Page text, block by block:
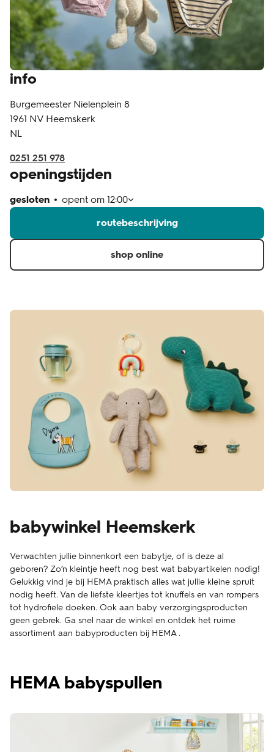
klantenservice
info
Burgemeester Nielenplein 8
1961 NV Heemskerk
NL
0251 251 978
openingstijden
gesloten opent om 12:00
routebeschrijving
shop online
babywinkel Heemskerk
Verwachten jullie binnenkort een babytje, of is deze al
geboren? Zo’n kleintje heeft nog best wat babyartikelen nodig!
Gelukkig vind je bij HEMA praktisch alles wat jullie kleine spruit
nodig heeft. Van de liefste kleertjes tot knuffels en van rompers
tot hydrofiele doeken. Ook aan baby verzorgingsproducten
geen gebrek. Ga snel naar de winkel en ontdek het ruime
assortiment aan babyproducten bij HEMA .
HEMA babyspullen